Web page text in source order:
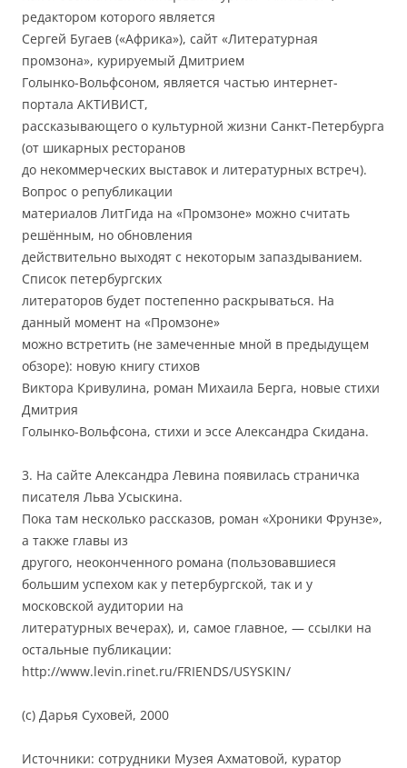
редактором которого является
Сергей Бугаев («Африка»), сайт «Литературная
промзона», курируемый Дмитрием
Голынко-Вольфсоном, является частью интернет-
портала АКТИВИСТ,
рассказывающего о культурной жизни Санкт-Петербурга
(от шикарных ресторанов
до некоммерческих выставок и литературных встреч).
Вопрос о републикации
материалов ЛитГида на «Промзоне» можно считать
решённым, но обновления
действительно выходят с некоторым запаздыванием.
Список петербургских
литераторов будет постепенно раскрываться. На
данный момент на «Промзоне»
можно встретить (не замеченные мной в предыдущем
обзоре): новую книгу стихов
Виктора Кривулина, роман Михаила Берга, новые стихи
Дмитрия
Голынко-Вольфсона, стихи и эссе Александра Скидана.
3. На сайте Александра Левина появилась страничка
писателя Льва Усыскина.
Пока там несколько рассказов, роман «Хроники Фрунзе»,
а также главы из
другого, неоконченного романа (пользовавшиеся
большим успехом как у петербургской, так и у
московской аудитории на
литературных вечерах), и, самое главное, — ссылки на
остальные публикации:
http://www.levin.rinet.ru/FRIENDS/USYSKIN/
(с) Дарья Суховей, 2000
Источники: сотрудники Музея Ахматовой, куратор